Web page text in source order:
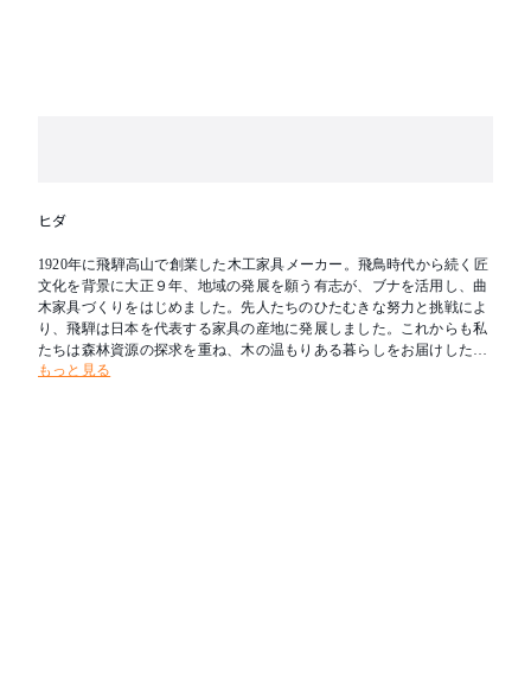
ヒダ
1920年に飛騨高山で創業した木工家具メーカー。飛鳥時代から続く匠
文化を背景に大正９年、地域の発展を願う有志が、ブナを活用し、曲
木家具づくりをはじめました。先人たちのひたむきな努力と挑戦によ
り、飛騨は日本を代表する家具の産地に発展しました。これからも私
たちは森林資源の探求を重ね、木の温もりある暮らしをお届けしたい
と考えます。新たな創造を可能とし、その魅力を求めて人々が集う場
もっと見る